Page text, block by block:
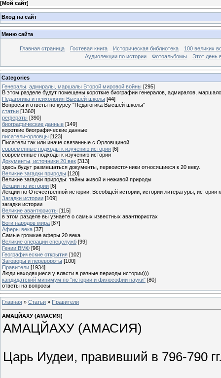
[Мой сайт]
Вход на сайт
Меню сайта
Главная страница Гостевая книга Историческая библиотека
100 великих
Аудиолекции по истории
Фотоальбомы Этот день
Categories
Генералы, адмиралы, маршалы Второй мировой войны [295]
В этом разделе будут помещены короткие биографии генералов, адмиралов,
Педагогика и психология Высшей школы [44]
Вопросы и ответы по курсу "Педагогика Высшей школы"
статьи [1360]
рефераты [390]
биографические данные [149]
короткие биографические данные
писатели-орловцы [123]
Писатели так или иначе связанные с Орловщиной
современные подходы к изучению истории [6]
современные подходы к изучению истории
Документы, источники 20 век [313]
здесь будут размещаться документы, первоисточники относящиеся к 20 веку.
Великие загадки природы [120]
Великие загадки природы: тайны живой и неживой природы
Лекции по истории [6]
Лекции по Отечественной истории, Всеобщей истории, истории литературы, истории
Загадки истории [109]
загадки истории
Великие авантюристы [115]
в этом разделе вы узнаете о самых известных авантюристах
Боги народов мира [87]
Аферы века [37]
Самые громкие аферы 20 века
Великие операции спецслужб [99]
Гении ВМФ [96]
Географические открытия [102]
Заговоры и перевороты [100]
Правители [1934]
Люди находящиеся у власти в разные периоды истории)))
кандидатский минимум по "истории и философии науки" [80]
ответы на вопросы
Главная » Статьи » Правители
АМАЦЙАХУ (АМАСИЯ)
АМАЦЙАХУ (АМАСИЯ)
Царь Иудеи, правивший в 796-790